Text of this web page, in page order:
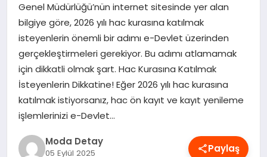
MAGAZIN
SAĞLIK
SPOR
Genel Müdürlüğü’nün internet sitesinde yer alan
bilgiye göre, 2026 yılı hac kurasına katılmak
isteyenlerin önemli bir adımı e-Devlet üzerinden
gerçekleştirmeleri gerekiyor. Bu adımı atlamamak
için dikkatli olmak şart. Hac Kurasına Katılmak
İsteyenlerin Dikkatine! Eğer 2026 yılı hac kurasına
katılmak istiyorsanız, hac ön kayıt ve kayıt yenileme
işlemlerinizi e-Devlet…
Moda Detay
05 Eylül 2025 Paylaş